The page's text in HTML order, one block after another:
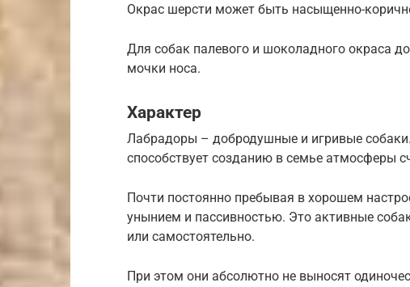
Окрас шерсти может быть насыщенно-
Для собак палевого и шоколадного окраса
мочки носа.
Характер
Лабрадоры – добродушные и игривые
способствует созданию в семье атмосферы
Почти постоянно пребывая в хорошем
унынием и пассивностью. Это активные
или самостоятельно.
При этом они абсолютно не выносят